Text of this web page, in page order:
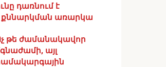
դառնում է
քննարկման առարկա
թե ժամանակավոր
այլ